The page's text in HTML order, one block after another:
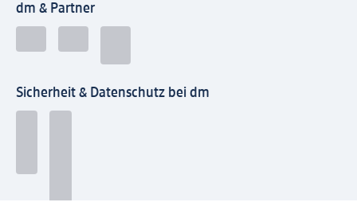
dm & Partner
Sicherheit & Datenschutz bei dm